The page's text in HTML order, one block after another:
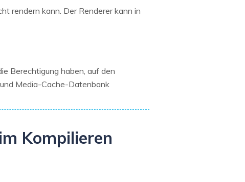
rendern kann. Der Renderer kann in
Berechtigung haben, auf den
Media-Cache-Datenbank
Kompilieren